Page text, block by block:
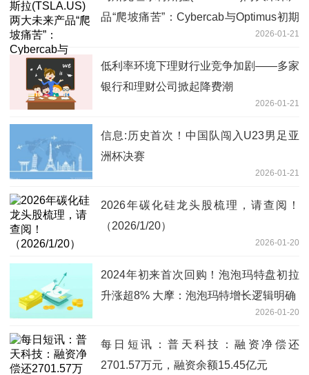
品“爬坡痛苦”：Cybercab与Optimus初期
2026-01-21
低利率环境下理财行业竞争加剧——多家
银行和理财公司掀起降费潮
2026-01-21
信息:历史首次！中国队闯入U23男足亚
洲杯决赛
2026-01-21
2026年碳化硅龙头股梳理，请查阅！
（2026/1/20）
2026-01-20
2024年初来首次回购！泡泡玛特盘初拉
升涨超8% 大摩：泡泡玛特增长逻辑明确
2026-01-20
每日短讯：普天科技：融资净偿还
2701.57万元，融资余额15.45亿元